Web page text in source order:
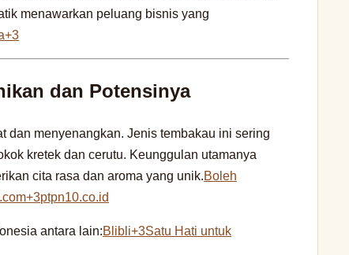
menawarkan peluang bisnis yang
dan Potensinya
dan menyenangkan. Jenis tembakau ini sering
kretek dan cerutu. Keunggulan utamanya
cita rasa dan aroma yang unik.Boleh
ptpn10.co.id
antara lain:Blibli+3Satu Hati untuk